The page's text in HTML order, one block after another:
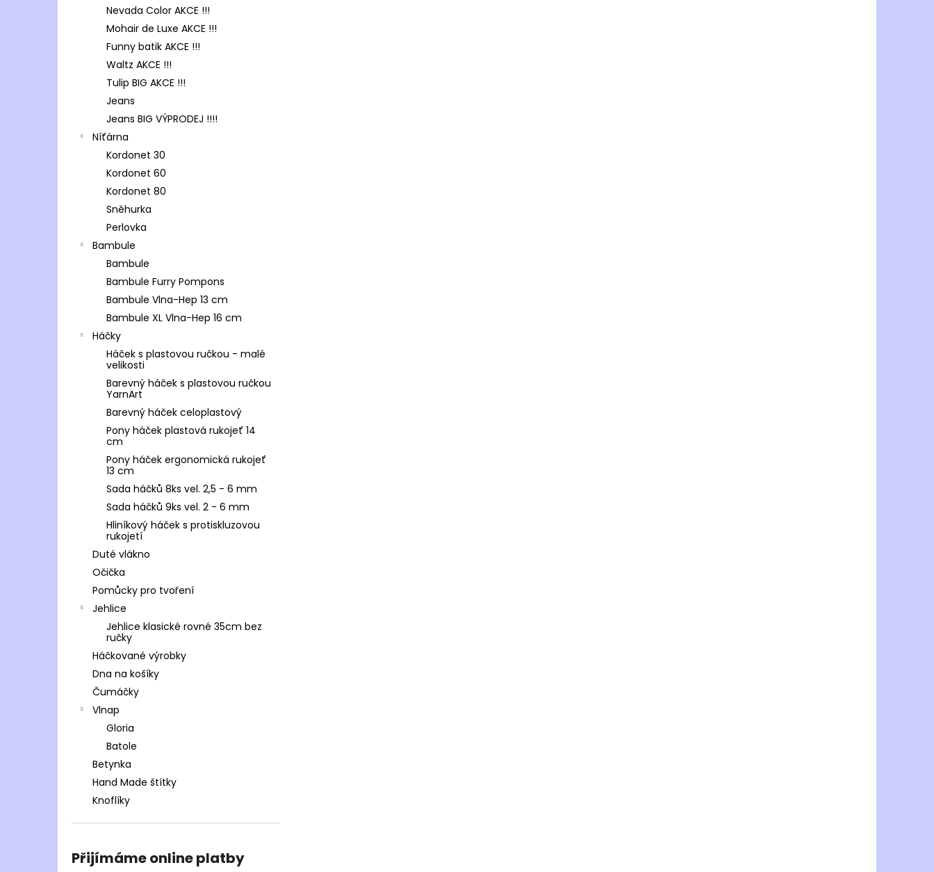
Nevada Color AKCE !!!
Mohair de Luxe AKCE !!!
Funny batik AKCE !!!
Waltz AKCE !!!
Tulip BIG AKCE !!!
Jeans
Jeans BIG VÝPRODEJ !!!!
Níťárna
Kordonet 30
Kordonet 60
Kordonet 80
Sněhurka
Perlovka
Bambule
Bambule
Bambule Furry Pompons
Bambule Vlna-Hep 13 cm
Bambule XL Vlna-Hep 16 cm
Háčky
Háček s plastovou ručkou - malé
velikosti
Barevný háček s plastovou ručkou
YarnArt
Barevný háček celoplastový
Pony háček plastová rukojeť 14
cm
Pony háček ergonomická rukojeť
13 cm
Sada háčků 8ks vel. 2,5 - 6 mm
Sada háčků 9ks vel. 2 - 6 mm
Hliníkový háček s protiskluzovou
rukojetí
Duté vlákno
Očička
Pomůcky pro tvoření
Jehlice
Jehlice klasické rovné 35cm bez
ručky
Háčkované výrobky
Dna na košíky
Čumáčky
Vlnap
Gloria
Batole
Betynka
Hand Made štítky
Knoflíky
Přijímáme online platby